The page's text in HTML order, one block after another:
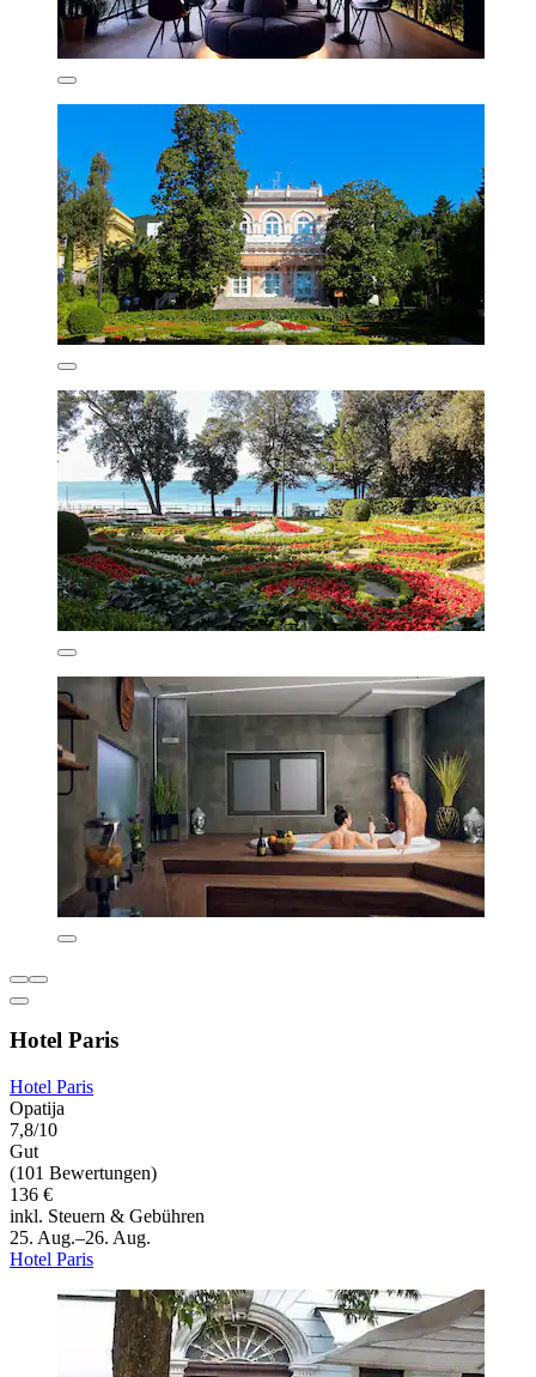
Hotel Paris
Hotel Paris
Opatija
7,8/10
Gut
(101 Bewertungen)
136 €
inkl. Steuern & Gebühren
25. Aug.–26. Aug.
Hotel Paris